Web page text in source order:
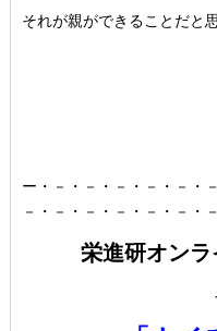
それが親ができることだと
ー・－・－・－・－・－・
－・－・－・－・－・－・
栄進研オンラ